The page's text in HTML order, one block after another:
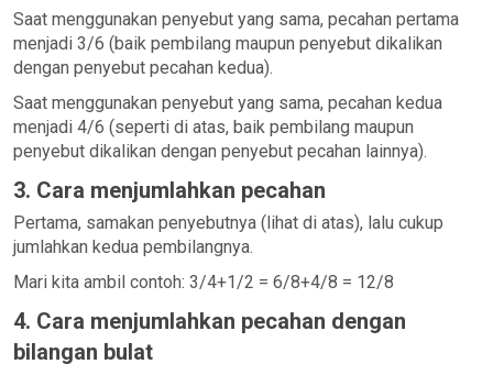
Saat menggunakan penyebut yang sama, pecahan pertama
menjadi 3/6 (baik pembilang maupun penyebut dikalikan
dengan penyebut pecahan kedua).
Saat menggunakan penyebut yang sama, pecahan kedua
menjadi 4/6 (seperti di atas, baik pembilang maupun
penyebut dikalikan dengan penyebut pecahan lainnya).
3. Cara menjumlahkan pecahan
Pertama, samakan penyebutnya (lihat di atas), lalu cukup
jumlahkan kedua pembilangnya.
Mari kita ambil contoh: 3/4+1/2 = 6/8+4/8 = 12/8
4. Cara menjumlahkan pecahan dengan
bilangan bulat